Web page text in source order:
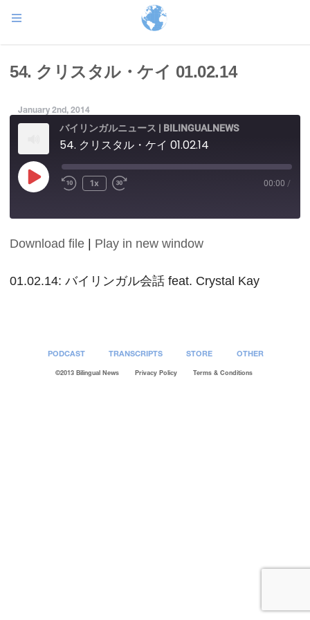
54. クリスタル・ケイ 01.02.14
January 2nd, 2014
バイリンガルニュース | BILINGUALNEWS
54. クリスタル・ケイ 01.02.14
Play
Episode
1x 00:00 /
SHARE
LINK
Download file Play in new window
01.02.14: バイリンガル会話 feat. Crystal Kay
PODCAST TRANSCRIPTS STORE OTHER
©2013 Bilingual News Privacy Policy Terms & Conditions